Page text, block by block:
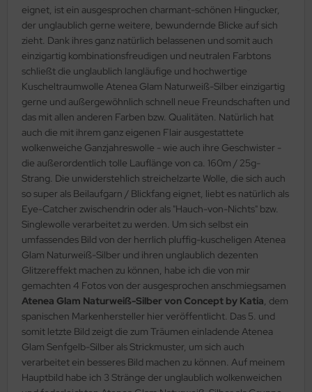
eignet, ist ein ausgesprochen charmant-schönen Hingucker,
der unglaublich gerne weitere, bewundernde Blicke auf sich
zieht. Dank ihres ganz natürlich belassenen und somit auch
einzigartig kombinationsfreudigen und neutralen Farbtons
schließt die unglaublich langläufige und hochwertige
Kuscheltraumwolle Atenea Glam Naturweiß-Silber einzigartig
gerne und außergewöhnlich schnell neue Freundschaften und
das mit allen anderen Farben bzw. Qualitäten. Natürlich hat
auch die mit ihrem ganz eigenen Flair ausgestattete
wolkenweiche Ganzjahreswolle - wie auch ihre Geschwister -
die außerordentlich tolle Lauflänge von ca. 160m / 25g-
Strang. Die unwiderstehlich streichelzarte Wolle, die sich auch
so super als Beilaufgarn / Blickfang eignet, liebt es natürlich als
Eye-Catcher zwischendrin oder als "Hauch-von-Nichts" bzw.
Singlewolle verarbeitet zu werden. Um sich selbst ein
umfassendes Bild von der herrlich pluffig-kuscheligen Atenea
Glam Naturweiß-Silber und ihren unglaublich dezenten
Glitzereffekt machen zu können, habe ich die von mir
gemachten 4 Fotos von der ausgesprochen anschmiegsamen
Atenea Glam Naturweiß-Silber von Concept by Katia, dem
spanischen Markenhersteller hier veröffentlicht. Das 5. und
somit letzte Bild zeigt die zum Träumen einladende Atenea
Glam Senfgelb-Silber als Strickmuster, um sich auch
verarbeitet ein besseres Bild machen zu können. Auf meinem
Hauptbild habe ich 3 Stränge der unglaublich wolkenweichen